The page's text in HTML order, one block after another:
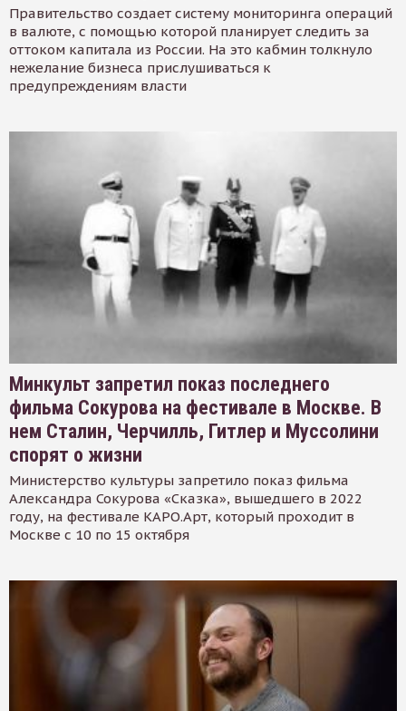
Правительство создает систему мониторинга операций
в валюте, с помощью которой планирует следить за
оттоком капитала из России. На это кабмин толкнуло
нежелание бизнеса прислушиваться к
предупреждениям власти
Минкульт запретил показ последнего
фильма Сокурова на фестивале в Москве. В
нем Сталин, Черчилль, Гитлер и Муссолини
спорят о жизни
Министерство культуры запретило показ фильма
Александра Сокурова «Сказка», вышедшего в 2022
году, на фестивале КАРО.Арт, который проходит в
Москве с 10 по 15 октября